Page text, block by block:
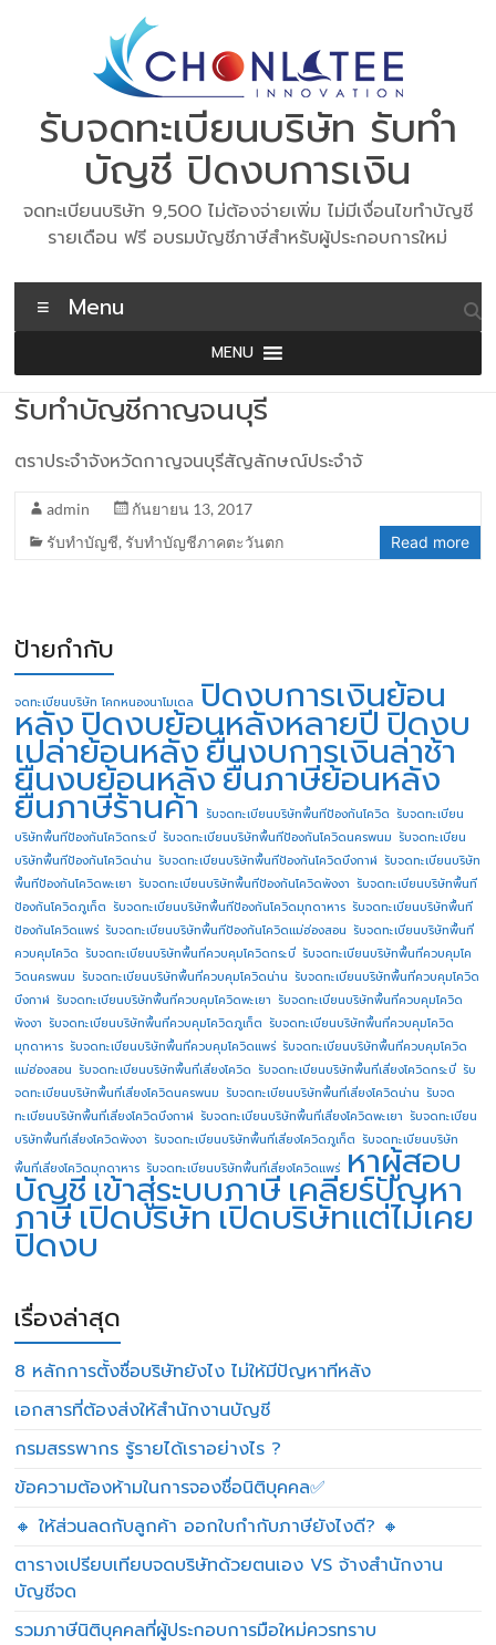
รับจดทะเบียนบริษัท รับทำ
บัญชี ปิดงบการเงิน
จดทะเบียนบริษัท 9,500 ไม่ต้องจ่ายเพิ่ม ไม่มีเงื่อนไขทำบัญชี
รายเดือน ฟรี อบรมบัญชีภาษีสำหรับผู้ประกอบการใหม่
Menu
MENU
รับทำบัญชีกาญจนบุรี
ตราประจำจังหวัดกาญจนบุรีสัญลักษณ์ประจำจั
admin
กันยายน 13, 2017
รับทำบัญชี, รับทำบัญชีภาคตะวันตก Read more
ป้ายกำกับ
จดทะเบียนบริษัท โคกหนองนาโมเดล ปิดงบการเงินย้อน
หลังปิดงบย้อนหลังหลายปี ปิดงบ
เปล่าย้อนหลังยื่นงบการเงินล่าช้า
ยื่นงบย้อนหลังยื่นภาษีย้อนหลัง
ยื่นภาษีร้านค้า รับจดทะเบียนบริษัทพื้นทีป้องกันโควิด รับจดทะเบียน
บริษัทพื้นทีป้องกันโควิดกระบี่ รับจดทะเบียนบริษัทพื้นทีป้องกันโควิดนครพนม รับจดทะเบียน
บริษัทพื้นทีป้องกันโควิดน่าน รับจดทะเบียนบริษัทพื้นทีป้องกันโควิดบึงกาฬ รับจดทะเบียนบริษัท
พื้นทีป้องกันโควิดพะเยา รับจดทะเบียนบริษัทพื้นทีป้องกันโควิดพังงา รับจดทะเบียนบริษัทพื้นที
ป้องกันโควิดภูเก็ต รับจดทะเบียนบริษัทพื้นทีป้องกันโควิดมุกดาหาร รับจดทะเบียนบริษัทพื้นที
ป้องกันโควิดแพร่ รับจดทะเบียนบริษัทพื้นทีป้องกันโควิดแม่ฮ่องสอน รับจดทะเบียนบริษัทพื้นที่
ควบคุมโควิด รับจดทะเบียนบริษัทพื้นที่ควบคุมโควิดกระบี่ รับจดทะเบียนบริษัทพื้นที่ควบคุมโค
วิดนครพนม รับจดทะเบียนบริษัทพื้นที่ควบคุมโควิดน่าน รับจดทะเบียนบริษัทพื้นที่ควบคุมโควิด
บึงกาฬ รับจดทะเบียนบริษัทพื้นที่ควบคุมโควิดพะเยา รับจดทะเบียนบริษัทพื้นที่ควบคุมโควิด
พังงา รับจดทะเบียนบริษัทพื้นที่ควบคุมโควิดภูเก็ต รับจดทะเบียนบริษัทพื้นที่ควบคุมโควิด
มุกดาหาร รับจดทะเบียนบริษัทพื้นที่ควบคุมโควิดแพร่ รับจดทะเบียนบริษัทพื้นที่ควบคุมโควิด
แม่ฮ่องสอน รับจดทะเบียนบริษัทพื้นที่เสี่ยงโควิด รับจดทะเบียนบริษัทพื้นที่เสี่ยงโควิดกระบี่ รับ
จดทะเบียนบริษัทพื้นที่เสี่ยงโควิดนครพนม รับจดทะเบียนบริษัทพื้นที่เสี่ยงโควิดน่าน รับจด
ทะเบียนบริษัทพื้นที่เสี่ยงโควิดบึงกาฬ รับจดทะเบียนบริษัทพื้นที่เสี่ยงโควิดพะเยา รับจดทะเบียน
บริษัทพื้นที่เสี่ยงโควิดพังงา รับจดทะเบียนบริษัทพื้นที่เสี่ยงโควิดภูเก็ต รับจดทะเบียนบริษัท
พื้นที่เสี่ยงโควิดมุกดาหาร รับจดทะเบียนบริษัทพื้นที่เสี่ยงโควิดแพร่ หาผู้สอบ
บัญชี เข้าสู่ระบบภาษี เคลียร์ปัญหา
ภาษีเปิดบริษัทเปิดบริษัทแต่ไม่เคย
ปิดงบ
เรื่องล่าสุด
8 หลักการตั้งชื่อบริษัทยังไง ไม่ให้มีปัญหาทีหลัง
เอกสารที่ต้องส่งให้สำนักงานบัญชี
กรมสรรพากร รู้รายได้เราอย่างไร ?
ข้อความต้องห้ามในการจองชื่อนิติบุคคล✅
🔸 ให้ส่วนลดกับลูกค้า ออกใบกำกับภาษียังไงดี? 🔸
ตารางเปรียบเทียบจดบริษัทด้วยตนเอง VS จ้างสำนักงาน
บัญชีจด
รวมภาษีนิติบุคคลที่ผู้ประกอบการมือใหม่ควรทราบ